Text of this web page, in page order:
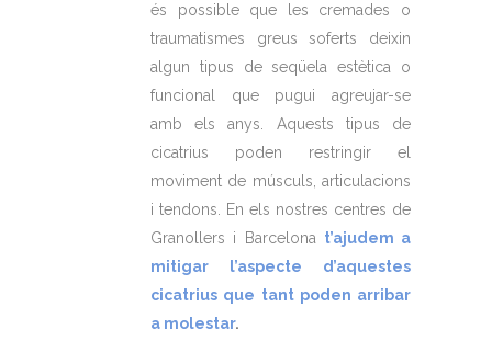
és possible que les cremades o
traumatismes greus soferts deixin
algun tipus de seqüela estètica o
funcional que pugui agreujar-se
amb els anys. Aquests tipus de
cicatrius poden restringir el
moviment de músculs, articulacions
i tendons. En els nostres centres de
Granollers i Barcelona t’ajudem a
mitigar l’aspecte d’aquestes
cicatrius que tant poden arribar
a molestar.